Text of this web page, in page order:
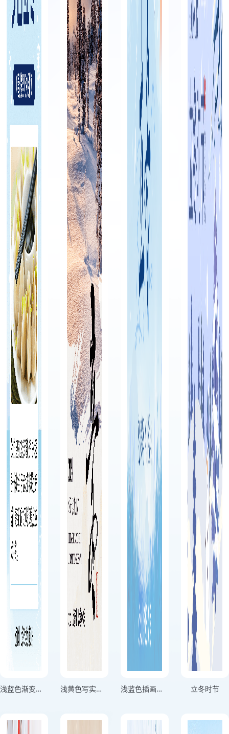
浅蓝色渐变今日立冬节气朔雪随冬至万物始收藏竖版立冬节气海报 浅黄色写实风格立冬二十四节气竖版立冬节气海报 浅蓝色插画风格若忽寒将至今朝恰立冬横板立冬节气海报 立冬时节